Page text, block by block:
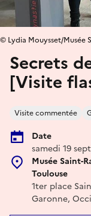
Secrets
[Visite
Visite commentée
Date
samedi 19
Musée Saint-
Toulouse
1ter place
Garonne,
© Lydia Mouysset/Musée